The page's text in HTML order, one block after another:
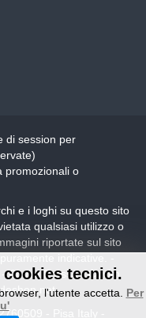
tecnici.
l'utente accetta. Per
di session per
promozionali o
e i loghi su questo sito
qualsiasi utilizzo o
riportate sul sito
Covim Pressò-Covim
- Pisa Italy -